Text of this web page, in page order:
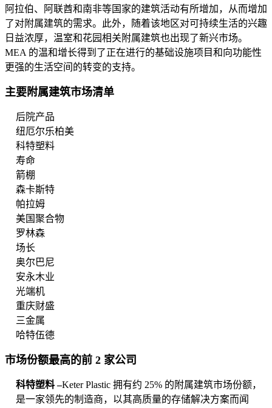
阿拉伯、阿联酋和南非等国家的建筑活动有所增加，从而增加
了对附属建筑的需求。此外，随着该地区对可持续生活的兴趣
日益浓厚，温室和花园相关附属建筑也出现了新兴市场。
MEA 的温和增长得到了正在进行的基础设施项目和向功能性
更强的生活空间的转变的支持。
主要附属建筑市场清单
后院产品
纽厄尔乐柏美
科特塑料
寿命
箭棚
森卡斯特
帕拉姆
美国聚合物
罗林森
场长
奥尔巴尼
安永木业
光端机
重庆财盛
三金属
哈特伍德
市场份额最高的前 2 家公司
科特塑料 –Keter Plastic 拥有约 25% 的附属建筑市场份额，
是一家领先的制造商，以其高质量的存储解决方案而闻